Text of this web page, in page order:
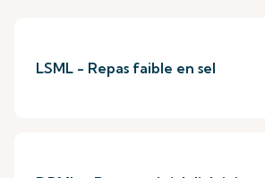
LSML - Repas faible en sel